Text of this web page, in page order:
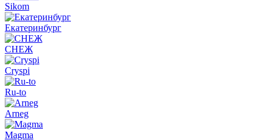
Sikom
Екатеринбург
СНЕЖ
Cryspi
Ru-to
Arneg
Magma